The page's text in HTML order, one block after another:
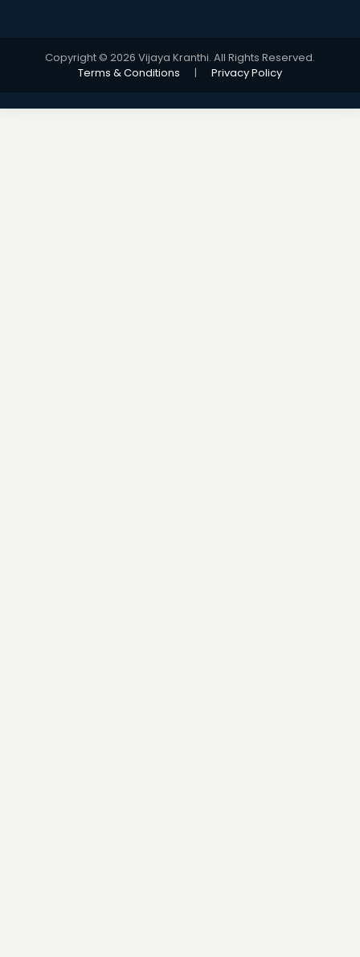
Copyright © 2026 Vijaya Kranthi. All Rights Reserved.
Terms & Conditions
| Privacy Policy